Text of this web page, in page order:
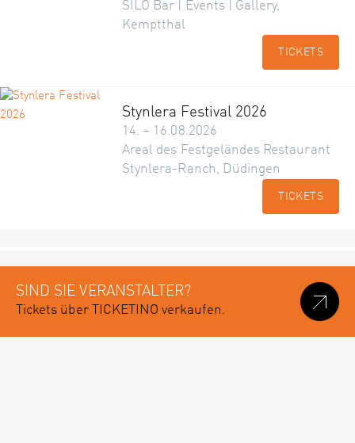
SILO Bar | Events | Gallery,
Kemptthal
TICKETS
Stynlera Festival 2026
14. – 16.08.2026
Areal des Festgeländes Restaurant
Stynlera-Ranch, Düdingen
TICKETS
SIND SIE VERANSTALTER?
Tickets über TICKETINO verkaufen.